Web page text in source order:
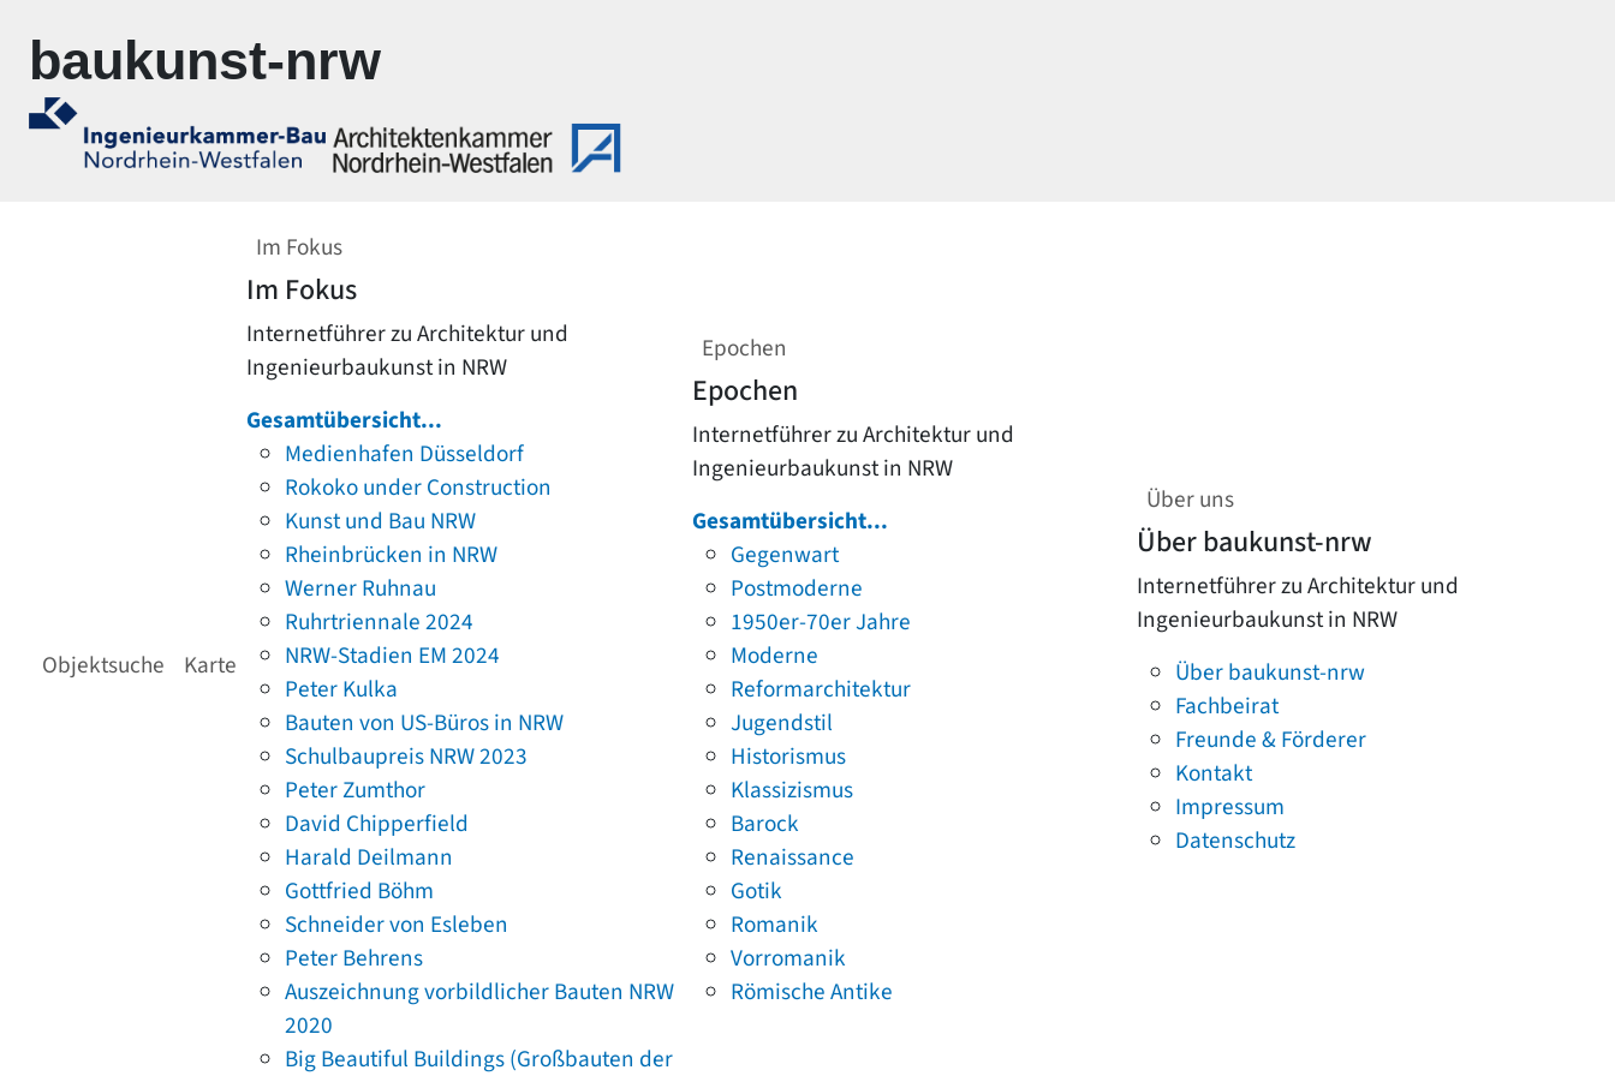
baukunst-nrw
Objektsuche Karte
Im Fokus
Im Fokus
Internetführer zu Architektur und
Ingenieurbaukunst in NRW
Gesamtübersicht...
Medienhafen Düsseldorf
Rokoko under Construction
Kunst und Bau NRW
Rheinbrücken in NRW
Werner Ruhnau
Ruhrtriennale 2024
NRW-Stadien EM 2024
Peter Kulka
Bauten von US-Büros in NRW
Schulbaupreis NRW 2023
Peter Zumthor
David Chipperfield
Harald Deilmann
Gottfried Böhm
Schneider von Esleben
Peter Behrens
Auszeichnung vorbildlicher Bauten NRW
2020
Big Beautiful Buildings (Großbauten der
Epochen
Epochen
Internetführer zu Architektur und
Ingenieurbaukunst in NRW
Gesamtübersicht...
Gegenwart
Postmoderne
1950er-70er Jahre
Moderne
Reformarchitektur
Jugendstil
Historismus
Klassizismus
Barock
Renaissance
Gotik
Romanik
Vorromanik
Römische Antike
Über uns
Über baukunst-nrw
Internetführer zu Architektur und
Ingenieurbaukunst in NRW
Über baukunst-nrw
Fachbeirat
Freunde & Förderer
Kontakt
Impressum
Datenschutz